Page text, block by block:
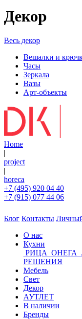
Декор
Весь декор
Вешалки и
Часы
Зеркала
Вазы
Арт-объекты
Home
|
project
|
horeca
+7 (495) 920 04 40
+7 (915) 077 44 06
Блог Контакты
О нас
Кухни
РИЦА ОНЕГА
РЕШЕНИЯ
Мебель
Свет
Декор
АУТЛЕТ
В наличии
Бренды